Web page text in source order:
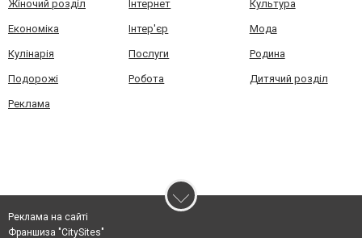
Жіночий розділ Інтернет Культура
Економіка Інтер'єр Мода
Кулінарія Послуги Родина
Подорожі Робота Дитячий розділ
Реклама
Реклама на сайті
Франшиза "CitySites"